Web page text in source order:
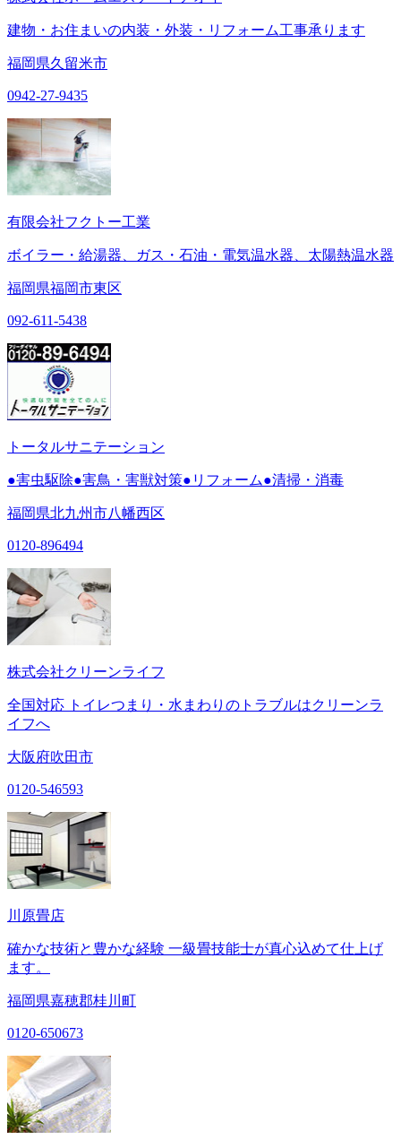
建物・お住まいの内装・外装・リフォーム工事承ります
福岡県久留米市
0942-27-9435
有限会社フクトー工業
ボイラー・給湯器、ガス・石油・電気温水器、太陽熱温水器
福岡県福岡市東区
092-611-5438
トータルサニテーション
●害虫駆除●害鳥・害獣対策●リフォーム●清掃・消毒
福岡県北九州市八幡西区
0120-896494
株式会社クリーンライフ
全国対応 トイレつまり・水まわりのトラブルはクリーンラ
イフへ
大阪府吹田市
0120-546593
川原畳店
確かな技術と豊かな経験 一級畳技能士が真心込めて仕上げ
ます。
福岡県嘉穂郡桂川町
0120-650673